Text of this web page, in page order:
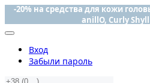
-20% на средства для кожи
anillO, Curly Shyll
Вход
Забыли пароль